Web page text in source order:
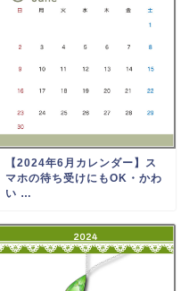
【2024年6月カレンダー】ス
マホの待ち受けにもOK・かわ
い …